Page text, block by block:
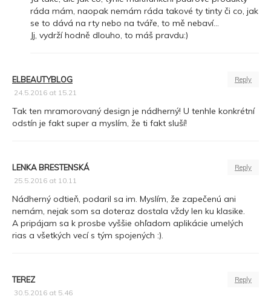
ráda mám, naopak nemám ráda takové ty tinty či co, jak
se to dává na rty nebo na tváře, to mě nebaví…
Jj, vydrží hodně dlouho, to máš pravdu:)
Reply
ELBEAUTYBLOG
24.5.2016 at 15.21
Tak ten mramorovaný design je nádherný! U tenhle konkrétní
odstín je fakt super a myslím, že ti fakt sluší!
Reply
LENKA BRESTENSKÁ
25.5.2016 at 10.11
Nádherný odtieň, podaril sa im. Myslím, že zapečenú ani
nemám, nejak som sa doteraz dostala vždy len ku klasike.
A pripájam sa k prosbe vyššie ohľadom aplikácie umelých
rias a všetkých vecí s tým spojených :).
Reply
TEREZ
30.5.2016 at 5.46